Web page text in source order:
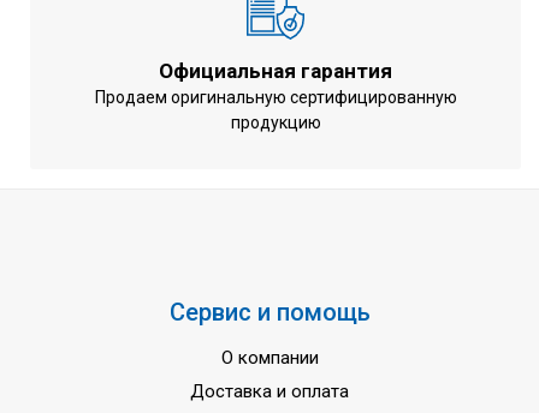
Официальная гарантия
Продаем оригинальную сертифицированную
продукцию
Сервис и помощь
О компании
Доставка и оплата